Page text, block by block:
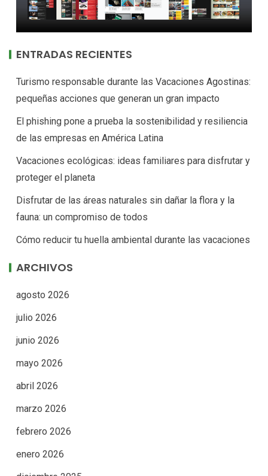
ENTRADAS RECIENTES
Turismo responsable durante las Vacaciones Agostinas:
pequeñas acciones que generan un gran impacto
El phishing pone a prueba la sostenibilidad y resiliencia
de las empresas en América Latina
Vacaciones ecológicas: ideas familiares para disfrutar y
proteger el planeta
Disfrutar de las áreas naturales sin dañar la flora y la
fauna: un compromiso de todos
Cómo reducir tu huella ambiental durante las vacaciones
ARCHIVOS
agosto 2026
julio 2026
junio 2026
mayo 2026
abril 2026
marzo 2026
febrero 2026
enero 2026